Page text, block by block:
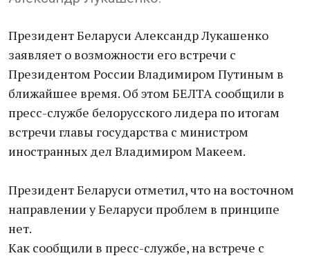
Президент Беларуси Александр Лукашенко
заявляет о возможности его встречи с
Президентом России Владимиром Путиным в
ближайшее время. Об этом БЕЛТА сообщили в
пресс-службе белорусского лидера по итогам
встречи главы государства с министром
иностранных дел Владимиром Макеем.
Президент Беларуси отметил, что на восточном
направлении у Беларуси проблем в принципе
нет.
Как сообщили в пресс-службе, на встрече с